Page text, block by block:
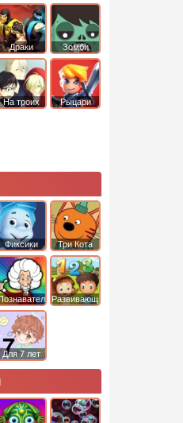
Драки Зомби
На троих Рыцари
Фиксики Три Кота
Развивающие
Для 7 лет